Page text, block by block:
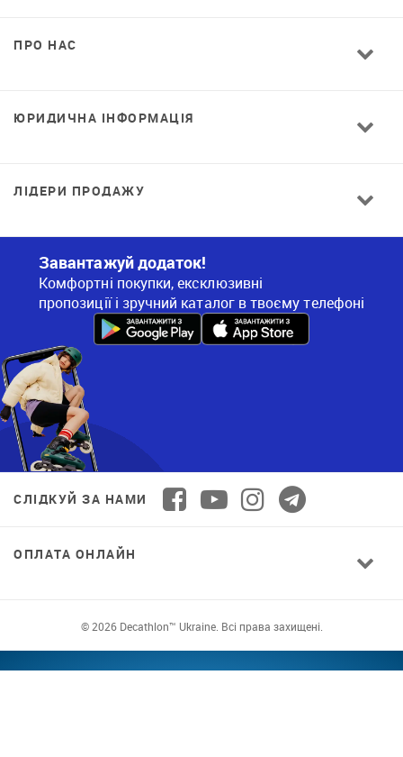
ПРО НАС
ЮРИДИЧНА ІНФОРМАЦІЯ
ЛІДЕРИ ПРОДАЖУ
Завантажуй додаток!
Комфортні покупки, ексклюзивні
пропозиції і зручний каталог в твоєму телефоні
СЛІДКУЙ ЗА НАМИ
ОПЛАТА ОНЛАЙН
© 2026 Decathlon™ Ukraine. Всі права захищені.